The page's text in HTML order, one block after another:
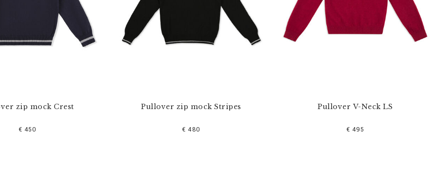
zip mock Crest
€ 450
Pullover zip mock Stripes
€ 480
Pullover V-Neck LS
€ 495